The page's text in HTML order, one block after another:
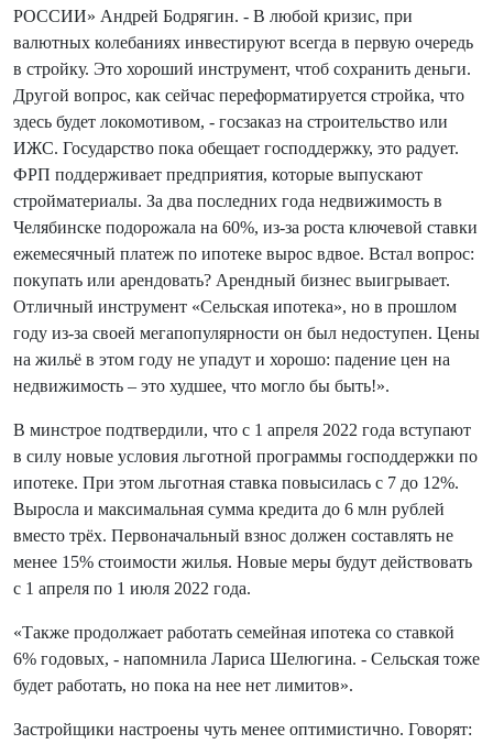
РОССИИ» Андрей Бодрягин. - В любой кризис, при
валютных колебаниях инвестируют всегда в первую очередь
в стройку. Это хороший инструмент, чтоб сохранить деньги.
Другой вопрос, как сейчас переформатируется стройка, что
здесь будет локомотивом, - госзаказ на строительство или
ИЖС. Государство пока обещает господдержку, это радует.
ФРП поддерживает предприятия, которые выпускают
стройматериалы. За два последних года недвижимость в
Челябинске подорожала на 60%, из-за роста ключевой ставки
ежемесячный платеж по ипотеке вырос вдвое. Встал вопрос:
покупать или арендовать? Арендный бизнес выигрывает.
Отличный инструмент «Сельская ипотека», но в прошлом
году из-за своей мегапопулярности он был недоступен. Цены
на жильё в этом году не упадут и хорошо: падение цен на
недвижимость – это худшее, что могло бы быть!».
В минстрое подтвердили, что с 1 апреля 2022 года вступают
в силу новые условия льготной программы господдержки по
ипотеке. При этом льготная ставка повысилась с 7 до 12%.
Выросла и максимальная сумма кредита до 6 млн рублей
вместо трёх. Первоначальный взнос должен составлять не
менее 15% стоимости жилья. Новые меры будут действовать
с 1 апреля по 1 июля 2022 года.
«Также продолжает работать семейная ипотека со ставкой
6% годовых, - напомнила Лариса Шелюгина. - Сельская тоже
будет работать, но пока на нее нет лимитов».
Застройщики настроены чуть менее оптимистично. Говорят: